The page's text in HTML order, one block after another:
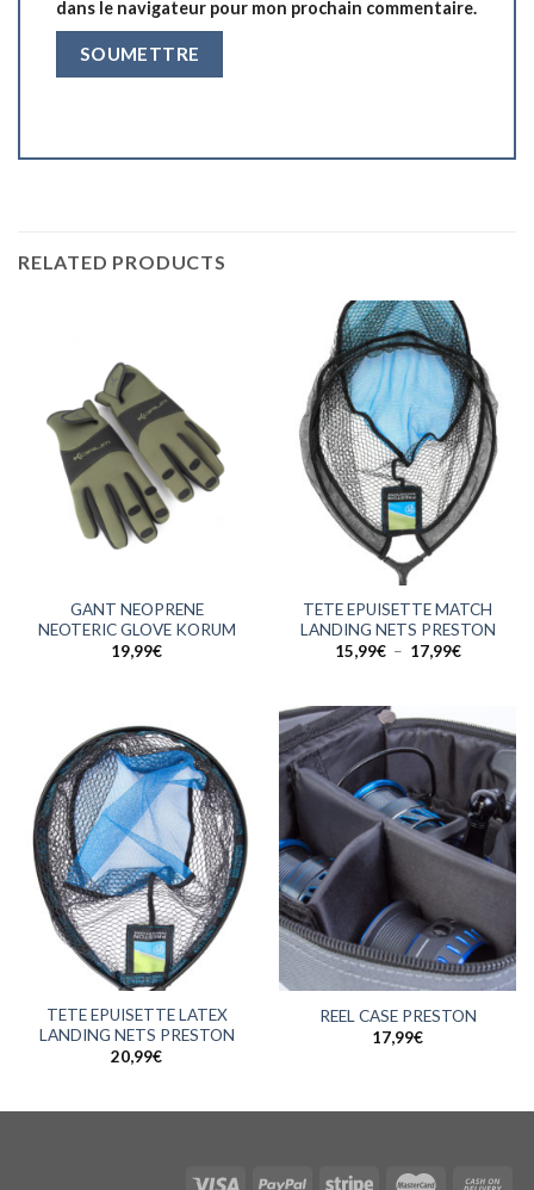
dans le navigateur pour mon prochain commentaire.
RELATED PRODUCTS
GANT NEOPRENE
NEOTERIC GLOVE KORUM
19,99€
TETE EPUISETTE MATCH
LANDING NETS PRESTON
15,99€ – 17,99€Plage
17,99€
TETE EPUISETTE LATEX
LANDING NETS PRESTON
20,99€
REEL CASE PRESTON
17,99€